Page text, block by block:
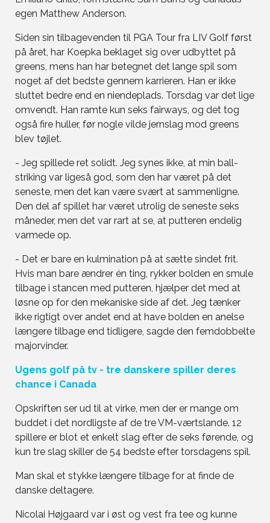
egen Matthew Anderson.
Siden sin tilbagevenden til PGA Tour fra LIV Golf først
på året, har Koepka beklaget sig over udbyttet på
greens, mens han har betegnet det lange spil som
noget af det bedste gennem karrieren. Han er ikke
sluttet bedre end en niendeplads. Torsdag var det lige
omvendt. Han ramte kun seks fairways, og det tog
også fire huller, før nogle vilde jernslag mod greens
blev tøjlet.
- Jeg spillede ret solidt. Jeg synes ikke, at min ball-
striking var ligeså god, som den har været på det
seneste, men det kan være svært at sammenligne.
Den del af spillet har været utrolig de seneste seks
måneder, men det var rart at se, at putteren endelig
varmede op.
- Det er bare en kulmination på at sætte sindet frit.
Hvis man bare ændrer én ting, rykker bolden en smule
tilbage i stancen med putteren, hjælper det med at
løsne op for den mekaniske side af det. Jeg tænker
ikke rigtigt over andet end at have bolden en anelse
længere tilbage end tidligere, sagde den femdobbelte
majorvinder.
Ugens golf på tv - tre danskere spiller deres
chance i Canada
Opskriften ser ud til at virke, men der er mange om
buddet i det nordligste af de tre VM-værtslande. 12
spillere er blot et enkelt slag efter de seks førende, og
kun tre slag skiller de 54 bedste efter torsdagens spil.
Man skal et stykke længere tilbage for at finde de
danske deltagere.
Nicolai Højgaard var i øst og vest fra tee og kunne